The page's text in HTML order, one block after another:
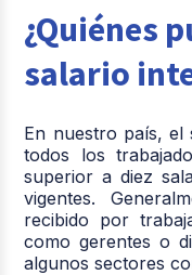
¿Quiénes
salario
En nuestro país, el
todos los
superior a diez
vigentes.
recibido por
como gerentes o
algunos sectores